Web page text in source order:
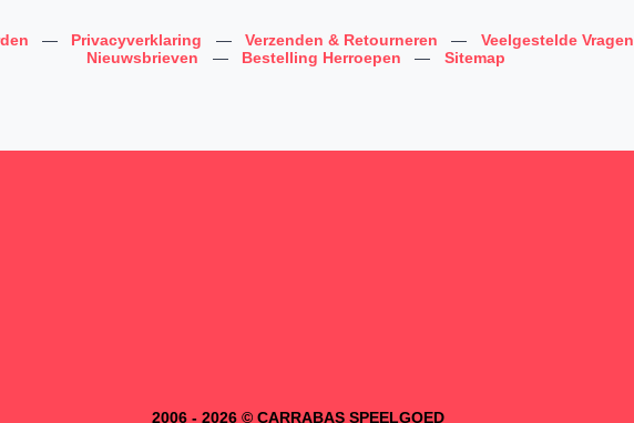
— Privacyverklaring — Verzenden & Retourneren — Veelgestelde Vragen
Nieuwsbrieven
— Bestelling Herroepen — Sitemap
2006 - 2026 © CARRABAS SPEELGOED